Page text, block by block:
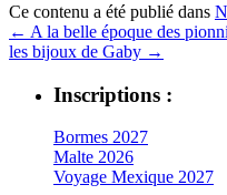
Ce contenu a été publié dans
← A la belle époque des
les bijoux de Gaby →
Inscriptions :
Bormes 2027
Malte 2026
Voyage Mexique 2027